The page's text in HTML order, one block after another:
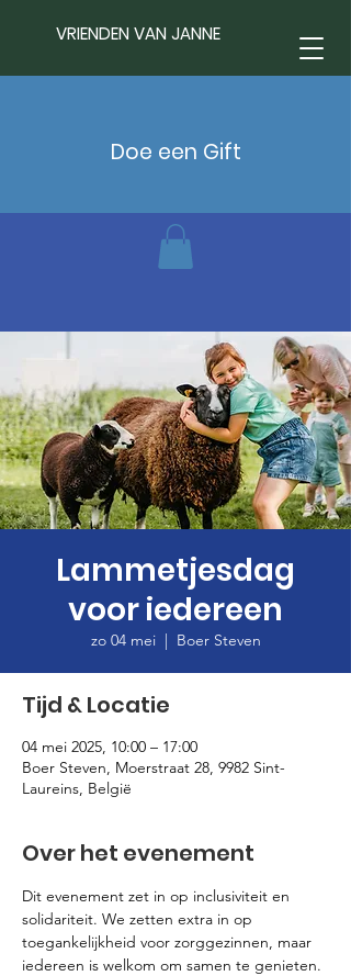
VRIENDEN VAN JANNE
Doe een Gift
Lammetjesdag
voor iedereen
zo 04 mei
  |
Boer Steven
Tijd & Locatie
04 mei 2025, 10:00 – 17:00
Boer Steven, Moerstraat 28, 9982 Sint-
Laureins, België
Over het evenement
Dit evenement zet in op inclusiviteit en
solidariteit. We zetten extra in op
toegankelijkheid voor zorggezinnen, maar
iedereen is welkom om samen te genieten.